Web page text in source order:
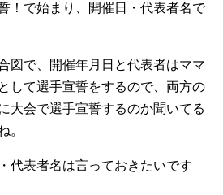
！で始まり、開催日・代表者名で
図で、開催年月日と代表者はママ
して選手宣誓をするので、両方の
大会で選手宣誓するのか聞いてる
。
代表者名は言っておきたいです